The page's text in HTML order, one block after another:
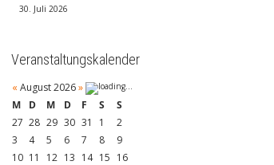
30. Juli 2026
Veranstaltungskalender
« August 2026 »
M
D M D F S
S
27 28 29 30 31 1
2
3
4 5 6 7 8
9
10 11 12 13 14 15 16